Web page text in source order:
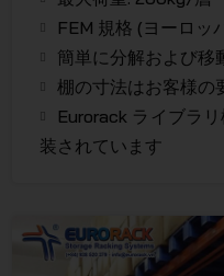
FEM 規格 (ヨーロッ
簡単に分解および移
棚の寸法はお客様の
Eurorack ライブラ
装されています